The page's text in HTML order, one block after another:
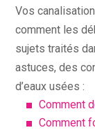
Vos
comment les
sujets traités
astuces, des
d’eaux usées :
Comment
Comment